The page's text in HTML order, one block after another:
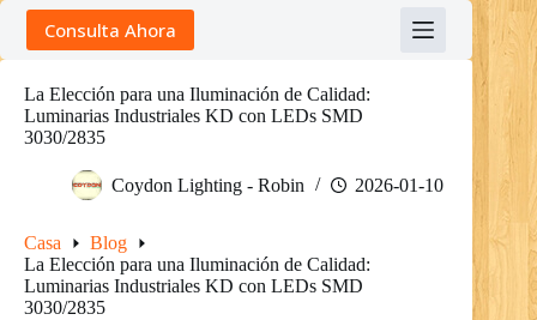
Skip
content
Consulta Ahora
La Elección para una Iluminación de Calidad:
Luminarias Industriales KD con LEDs SMD
3030/2835
Coydon Lighting - Robin 2026-01-10
Casa
Blog
La Elección para una Iluminación de Calidad:
Luminarias Industriales KD con LEDs SMD
3030/2835